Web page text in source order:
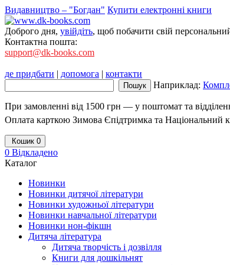
Видавництво – "Богдан" Купити електронні книги
Доброго дня, увійдіть, щоб побачити свій
Контактна пошта:
support@dk-books.com
де придбати | допомога | контакти
Наприклад:
При замовленні від 1500 грн — у поштомат та
Оплата карткою Зимова Єпідтримка та Національний
Кошик 0
0 Відкладено
Каталог
Новинки
Новинки дитячої літератури
Новинки художньої літератури
Новинки навчальної літератури
Новинки нон-фікшн
Дитяча література
Дитяча творчість і дозвілля
Книги для дошкільнят